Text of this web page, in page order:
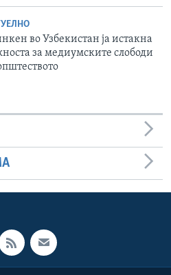
во Узбекистан ја истакна
за медиумските слободи